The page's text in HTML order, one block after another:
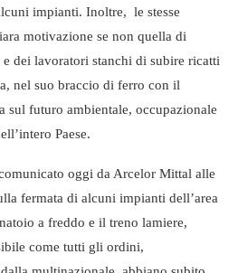
impianti. Inoltre, le stesse
motivazione se non quella di
e dei lavoratori stanchi di subire ricatti
nel suo braccio di ferro con il
sul futuro ambientale, occupazionale
Paese.
oggi da Arcelor Mittal alle
fermata di alcuni impianti dell’area
a freddo e il treno lamiere,
come tutti gli ordini,